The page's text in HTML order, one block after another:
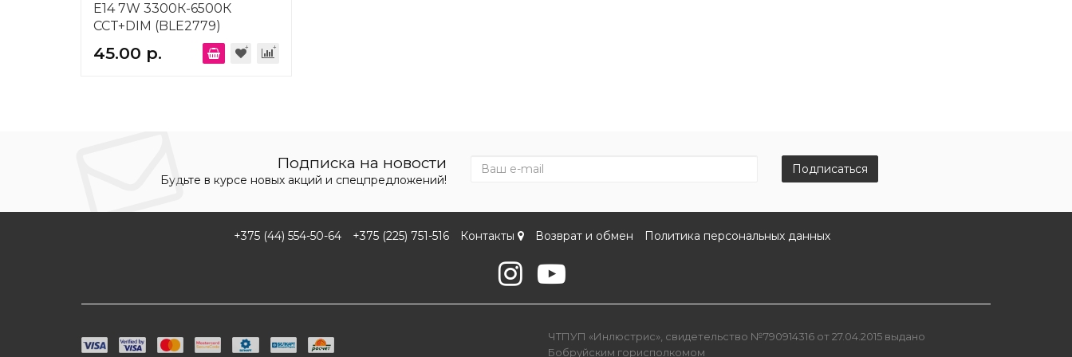
Е14 7W 3300К-6500К
CCT+DIM (BLE2779)
Elektrostandard a071005
45.00 р.
Подписка на новости
Будьте в курсе новых акций и спецпредложений!
Подписаться
+375 (44) 554-50-64 +375 (225) 751-516 Контакты Возврат и обмен Политика персональных данных
ЧТПУП «Инлюстрис», свидетельство №790914316 от 27.04.2015 выдано
Бобруйским горисполкомом